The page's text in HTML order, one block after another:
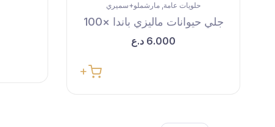
حلويات عامة, مارشملو+سميري
جلي حيوانات ماليزي باندا ×100
6.000 د.ع